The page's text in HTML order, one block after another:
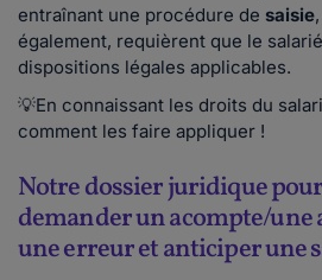
entraînant une procédure de saisie
également, requièrent que le
dispositions légales applicables.
💡En connaissant les droits du
comment les faire appliquer !
Notre dossier juridique
demander un acompte/une
une erreur et anticiper une